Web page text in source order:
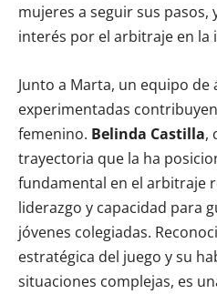
mujeres a seguir sus pasos,
interés por el arbitraje en la
Junto a Marta, un equipo
experimentadas
femenino. Belinda Castilla,
trayectoria que la ha
fundamental en el arbitraje
liderazgo y capacidad para
jóvenes colegiadas.
estratégica del juego y su
situaciones complejas, es